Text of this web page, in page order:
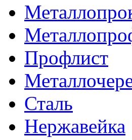
Профлист
Сталь
Нержавейка